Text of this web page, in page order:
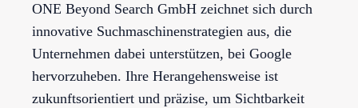
ONE Beyond Search GmbH zeichnet sich durch
innovative Suchmaschinenstrategien aus, die
Unternehmen dabei unterstützen, bei Google
hervorzuheben. Ihre Herangehensweise ist
zukunftsorientiert und präzise, um Sichtbarkeit